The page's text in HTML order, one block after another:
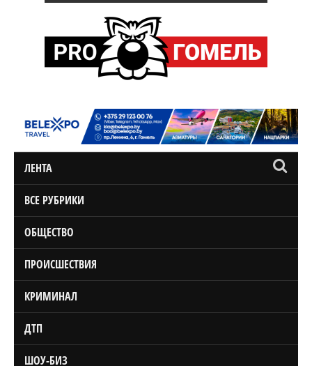
ЛЕНТА
ВСЕ РУБРИКИ
ОБЩЕСТВО
ПРОИСШЕСТВИЯ
КРИМИНАЛ
ДТП
ШОУ-БИЗ